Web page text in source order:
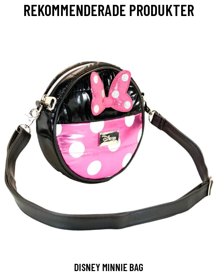
REKOMMENDERADE PRODUKTER
DISNEY MINNIE BAG